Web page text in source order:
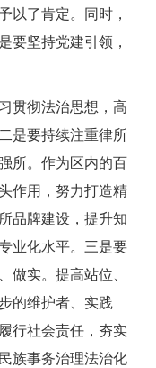
以了肯定。同时，
要坚持党建引领，
贯彻法治思想，高
是要持续注重律所
所。作为区内的百
作用，努力打造精
品牌建设，提升知
业化水平。三是要
做实。提高站位、
的维护者、实践
行社会责任，夯实
族事务治理法治化